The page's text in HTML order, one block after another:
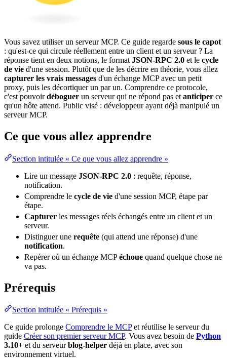
Vous savez utiliser un serveurMCP. Ce guide regarde sous le capot
: qu'est-ce qui circule réellement entre un client et un serveur ? La
réponse tient en deux notions, le format JSON-RPC 2.0 et le cycle
de vie d'une session. Plutôt que de les décrire en théorie, vous allez
capturer les vrais messages d'un échange MCP avec un petit
proxy, puis les décortiquer un par un. Comprendre ce protocole,
c'est pouvoirdéboguer un serveur qui ne répond pas et anticiper ce
qu'un hôte attend. Public visé : développeur ayant déjà manipulé un
serveur MCP.
Ce que vous allez apprendre
Section intitulée « Ce que vous allez apprendre »
Lire un message JSON-RPC 2.0 : requête, réponse,
notification.
Comprendre le cycle de vie d'une session MCP, étape par
étape.
Capturer les messages réels échangés entre un client et un
serveur.
Distinguer une requête (qui attend une réponse) d'une
notification.
Repérer où un échange MCPéchoue quand quelque chose ne
va pas.
Prérequis
Section intitulée « Prérequis »
Ce guide prolonge Comprendre le MCPet réutilise le serveur du
guide Créer son premier serveur MCP. Vous avez besoin de Python
3.10+ et du serveurblog-helper déjà en place, avec son
environnementvirtuel.